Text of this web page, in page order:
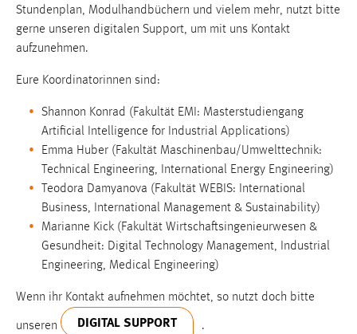
Stundenplan, Modulhandbüchern und vielem mehr, nutzt bitte
gerne unseren digitalen Support, um mit uns Kontakt
aufzunehmen.
Eure Koordinatorinnen sind:
Shannon Konrad (Fakultät EMI: Masterstudiengang
Artificial Intelligence for Industrial Applications)
Emma Huber (Fakultät Maschinenbau/Umwelttechnik:
Technical Engineering, International Energy Engineering)
Teodora Damyanova (Fakultät WEBIS: International
Business, International Management & Sustainability)
Marianne Kick (Fakultät Wirtschaftsingenieurwesen &
Gesundheit: Digital Technology Management, Industrial
Engineering, Medical Engineering)
Wenn ihr Kontakt aufnehmen möchtet, so nutzt doch bitte
unseren DIGITAL SUPPORT .
Cookie Laufzeit:
Max. 13 Monate
MARKETING
Marketing Cookies werden von Drittanbietern
verwendet, um personalisierte Werbung anzuzeigen.
Sie tun dies, indem sie Besucher über Websites
hinweg verfolgen.
Google Ads
Name:
Anbieter:
Google Ireland Limited